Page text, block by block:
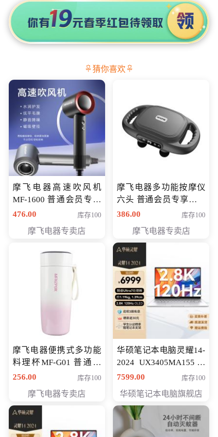
猜你喜欢
摩飞电器高速吹风机
MF-1600 普通会员专享
价298元
476.00 库存100
摩飞电器专卖店
摩飞电器多功能按摩仪
六头 普通会员专享价格
199元
386.00 库存100
摩飞电器专卖店
摩飞电器便携式多功能
料理杯MF-G01 普通会
员专享价格118元
256.00 库存100
摩飞电器专卖店
华硕笔记本电脑灵耀14-
2024 UX3405MA155冰
川银 oled 智慧轻薄本 会
7599.00 库存100
华硕笔记本电脑旗舰店